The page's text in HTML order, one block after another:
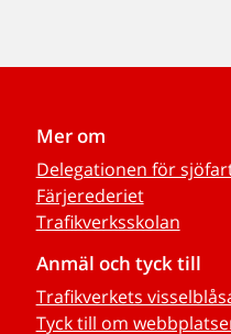
Mer om
Delegationen för
Färjerederiet
Trafikverksskolan
Anmäl och tyck till
Trafikverkets
Tyck till om